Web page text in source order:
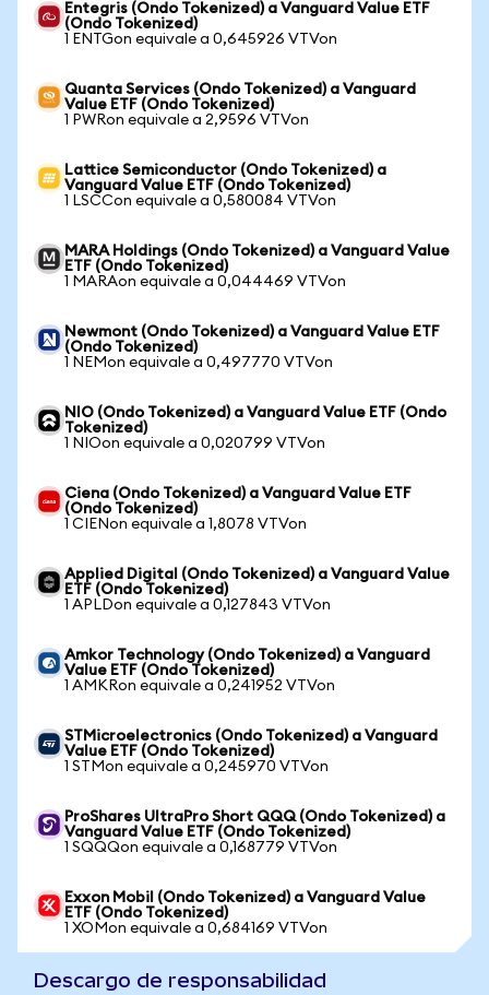
Entegris (Ondo Tokenized) a Vanguard Value ETF
(Ondo Tokenized)
1 ENTGon equivale a 0,645926 VTVon
Quanta Services (Ondo Tokenized) a Vanguard
Value ETF (Ondo Tokenized)
1 PWRon equivale a 2,9596 VTVon
Lattice Semiconductor (Ondo Tokenized) a
Vanguard Value ETF (Ondo Tokenized)
1 LSCCon equivale a 0,580084 VTVon
MARA Holdings (Ondo Tokenized) a Vanguard Value
ETF (Ondo Tokenized)
1 MARAon equivale a 0,044469 VTVon
Newmont (Ondo Tokenized) a Vanguard Value ETF
(Ondo Tokenized)
1 NEMon equivale a 0,497770 VTVon
NIO (Ondo Tokenized) a Vanguard Value ETF (Ondo
Tokenized)
1 NIOon equivale a 0,020799 VTVon
Ciena (Ondo Tokenized) a Vanguard Value ETF
(Ondo Tokenized)
1 CIENon equivale a 1,8078 VTVon
Applied Digital (Ondo Tokenized) a Vanguard Value
ETF (Ondo Tokenized)
1 APLDon equivale a 0,127843 VTVon
Amkor Technology (Ondo Tokenized) a Vanguard
Value ETF (Ondo Tokenized)
1 AMKRon equivale a 0,241952 VTVon
STMicroelectronics (Ondo Tokenized) a Vanguard
Value ETF (Ondo Tokenized)
1 STMon equivale a 0,245970 VTVon
ProShares UltraPro Short QQQ (Ondo Tokenized) a
Vanguard Value ETF (Ondo Tokenized)
1 SQQQon equivale a 0,168779 VTVon
Exxon Mobil (Ondo Tokenized) a Vanguard Value
ETF (Ondo Tokenized)
1 XOMon equivale a 0,684169 VTVon
Descargo de responsabilidad